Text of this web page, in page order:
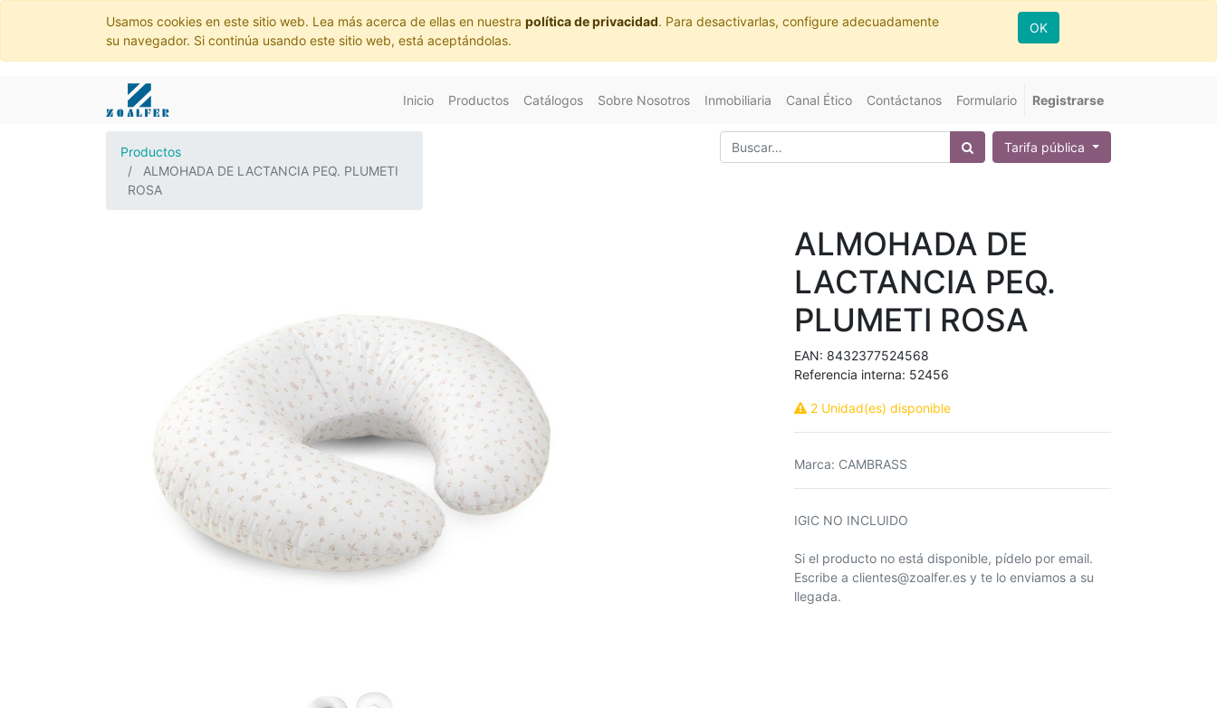
Usamos cookies en este sitio web. Lea más acerca de ellas en nuestra política de privacidad. Para desactivarlas, configure adecuadamente
su navegador. Si continúa usando este sitio web, está aceptándolas.
OK
Inicio Productos Catálogos Sobre Nosotros Inmobiliaria Canal Ético Contáctanos Formulario Registrarse
Productos
ALMOHADA DE LACTANCIA PEQ. PLUMETI
ROSA
Tarifa pública
ALMOHADA DE
LACTANCIA PEQ.
PLUMETI ROSA
EAN: 8432377524568
Referencia interna: 52456
2 Unidad(es) disponible
Marca: CAMBRASS
IGIC NO INCLUIDO
Si el producto no está disponible, pídelo por email.
Escribe a clientes@zoalfer.es y te lo enviamos a su
llegada.